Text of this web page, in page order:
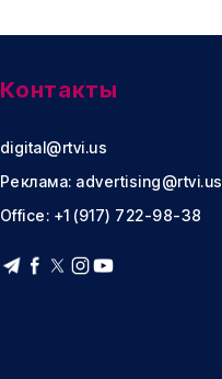
Контакты
digital@rtvi.us
Реклама: advertising@rtvi.us
Office: +1 (917) 722-98-38